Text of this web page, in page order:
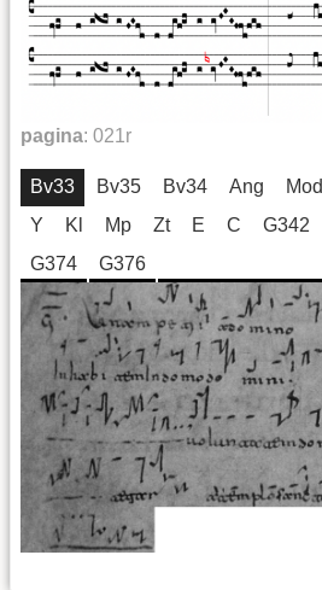
pagina: 021r
Bv33 Bv35 Bv34 Ang Mod
Y
Kl Mp Zt E C G342
G374
G376